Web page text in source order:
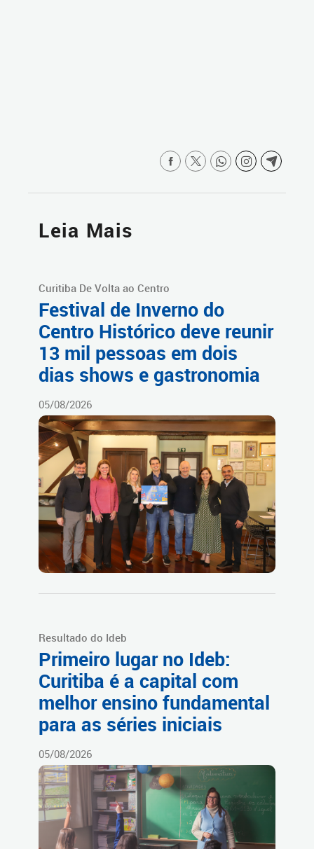
Leia Mais
Curitiba De Volta ao Centro
Festival de Inverno do
Centro Histórico deve reunir
13 mil pessoas em dois
dias shows e gastronomia
05/08/2026
Resultado do Ideb
Primeiro lugar no Ideb:
Curitiba é a capital com
melhor ensino fundamental
para as séries iniciais
05/08/2026